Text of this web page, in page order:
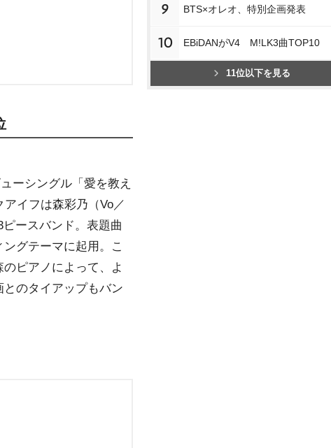
ーシングル「愛を教え
イフは森彩乃（Vo／
ースバンド。表題曲
グテーマに起用。こ
ピアノによって、よ
のタイアップもバン
9 BTS×オレオ、特別企画発表
10 EBiDANがV4 M!LK3曲TOP10
11位以下を見る